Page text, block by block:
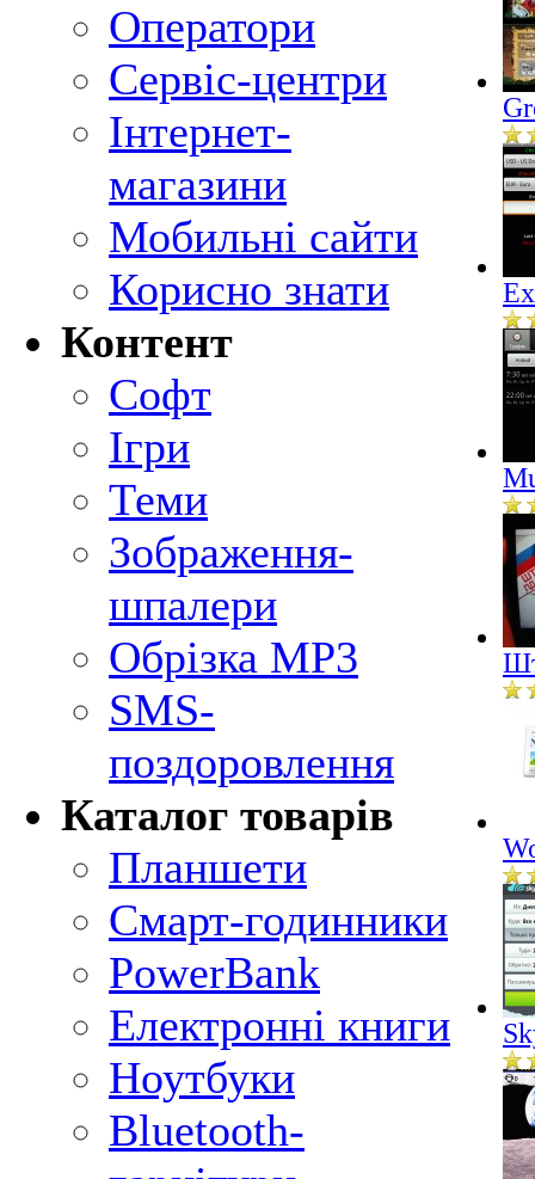
Оператори
Сервіс-центри
Інтернет-
магазини
Мобильні сайти
Корисно знати
Контент
Софт
Ігри
Теми
Зображення-
шпалери
Обрізка MP3
SMS-
поздоровлення
Каталог товарів
Планшети
Смарт-годинники
PowerBank
Електронні книги
Ноутбуки
Bluetooth-